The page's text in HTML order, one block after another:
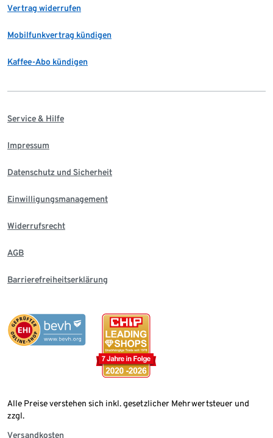
Vertrag widerrufen
Mobilfunkvertrag kündigen
Kaffee-Abo kündigen
Service & Hilfe
Impressum
Datenschutz und Sicherheit
Einwilligungsmanagement
Widerrufsrecht
AGB
Barrierefreiheitserklärung
Alle Preise verstehen sich inkl. gesetzlicher Mehrwertsteuer und
zzgl.
Versandkosten